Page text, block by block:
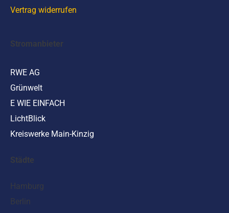
Vertrag widerrufen
Stromanbieter
RWE AG
Grünwelt
E WIE EINFACH
LichtBlick
Kreiswerke Main-Kinzig
Städte
Hamburg
Berlin